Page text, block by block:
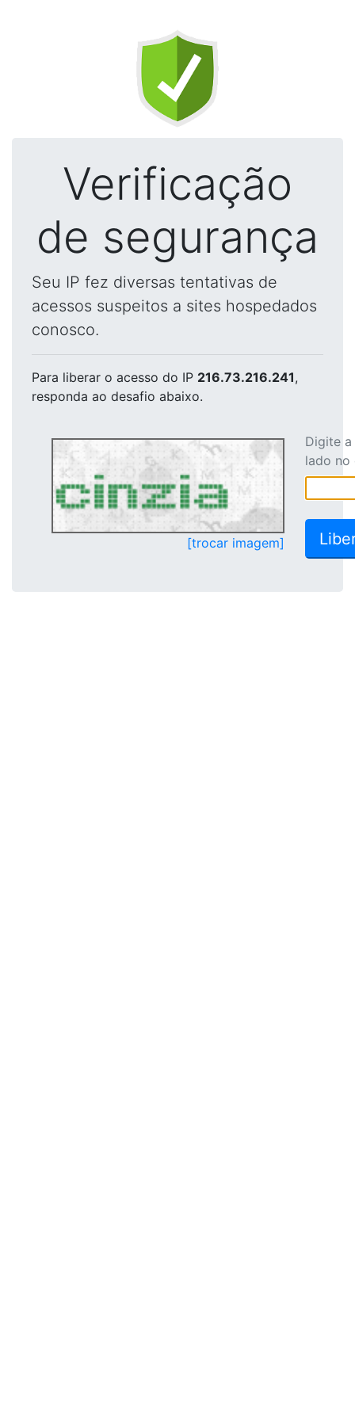
Verificação
de segurança
Seu IP fez diversas tentativas de
acessos suspeitos a sites hospedados
conosco.
Para liberar o acesso do IP 216.73.216.241,
responda ao desafio abaixo.
[trocar imagem]
Digite
lado no